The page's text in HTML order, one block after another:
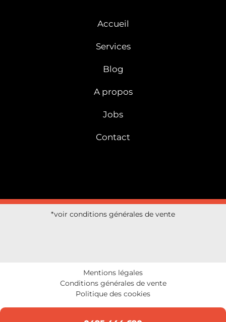
Accueil
Services
Blog
A propos
Jobs
Contact
*voir conditions générales de vente
Mentions légales
Conditions générales de vente
Politique des cookies